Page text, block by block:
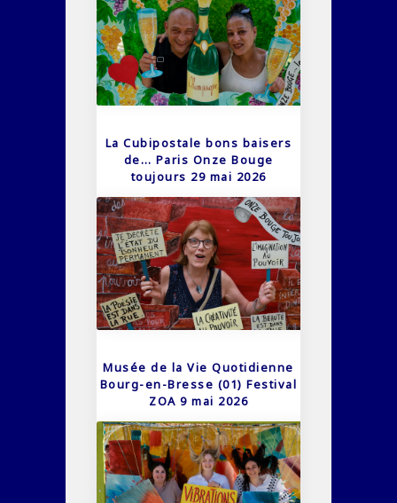
La Cubipostale bons baisers
de… Paris Onze Bouge
toujours 29 mai 2026
Musée de la Vie Quotidienne
Bourg-en-Bresse (01) Festival
ZOA 9 mai 2026